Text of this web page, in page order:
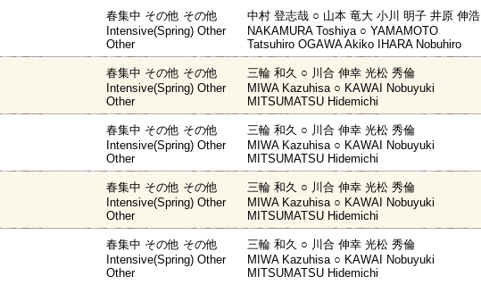
春集中 その他 その他
Intensive(Spring) Other
Other
中村 登志哉 ○ 山本 竜大 小川 明子 井原 伸浩
NAKAMURA Toshiya ○ YAMAMOTO
Tatsuhiro OGAWA Akiko IHARA Nobuhiro
春集中 その他 その他
Intensive(Spring) Other
Other
三輪 和久 ○ 川合 伸幸 光松 秀倫
MIWA Kazuhisa ○ KAWAI Nobuyuki
MITSUMATSU Hidemichi
春集中 その他 その他
Intensive(Spring) Other
Other
三輪 和久 ○ 川合 伸幸 光松 秀倫
MIWA Kazuhisa ○ KAWAI Nobuyuki
MITSUMATSU Hidemichi
春集中 その他 その他
Intensive(Spring) Other
Other
三輪 和久 ○ 川合 伸幸 光松 秀倫
MIWA Kazuhisa ○ KAWAI Nobuyuki
MITSUMATSU Hidemichi
春集中 その他 その他
Intensive(Spring) Other
Other
三輪 和久 ○ 川合 伸幸 光松 秀倫
MIWA Kazuhisa ○ KAWAI Nobuyuki
MITSUMATSU Hidemichi